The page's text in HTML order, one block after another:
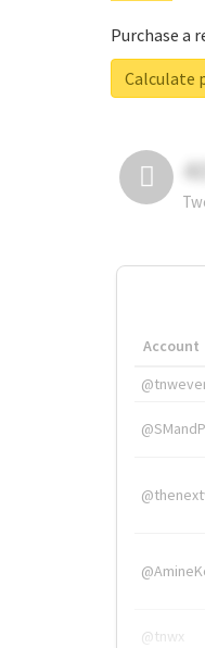
Purchase a
Calculate
Account
@tnwx